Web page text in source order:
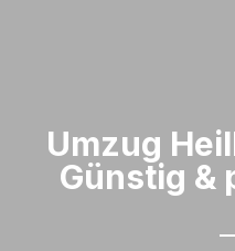
Umzug
Günstig &